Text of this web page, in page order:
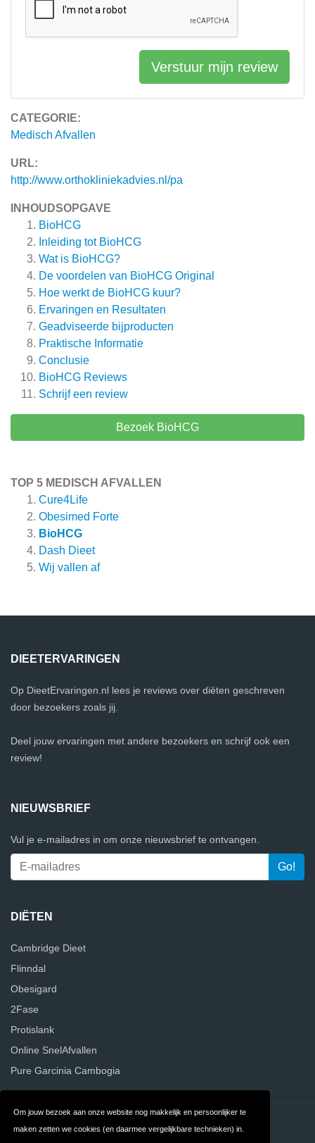
Om jouw bezoek aan onze website nog makkelijk en persoonlijker te
maken zetten we cookies (en daarmee vergelijkbare technieken) in.
CATEGORIE:
Medisch Afvallen
URL:
http://www.orthokliniekadvies.nl/pa
INHOUDSOPGAVE
BioHCG
Inleiding tot BioHCG
Wat is BioHCG?
De voordelen van BioHCG Original
Hoe werkt de BioHCG kuur?
Ervaringen en Resultaten
Geadviseerde bijproducten
Praktische Informatie
Conclusie
BioHCG Reviews
Schrijf een review
Bezoek BioHCG
TOP 5 MEDISCH AFVALLEN
Cure4Life
Obesimed Forte
BioHCG
Dash Dieet
Wij vallen af
Verstuur mijn review
DIEETERVARINGEN
Op DieetErvaringen.nl lees je reviews over diëten geschreven
door bezoekers zoals jij.
Deel jouw ervaringen met andere bezoekers en schrijf ook een
review!
NIEUWSBRIEF
Vul je e-mailadres in om onze nieuwsbrief te ontvangen.
DIËTEN
Cambridge Dieet
Flinndal
Obesigard
2Fase
Protislank
Online SnelAfvallen
Pure Garcinia Cambogia
Contact Privacy